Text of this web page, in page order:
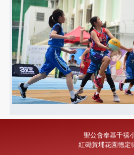
聖公會奉基千禧
紅磡黃埔花園德定